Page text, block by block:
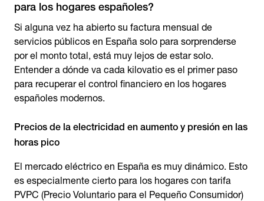
para los hogares españoles?
Si alguna vez ha abierto su factura mensual de
servicios públicos en España solo para sorprenderse
por el monto total, está muy lejos de estar solo.
Entender a dónde va cada kilovatio es el primer paso
para recuperar el control financiero en los hogares
españoles modernos.
Precios de la electricidad en aumento y presión en las
horas pico
El mercado eléctrico en España es muy dinámico. Esto
es especialmente cierto para los hogares con tarifa
PVPC (Precio Voluntario para el Pequeño Consumidor)